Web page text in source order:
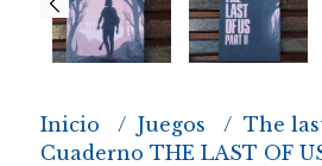
Inicio Juegos
The
Cuaderno THE LAST OF